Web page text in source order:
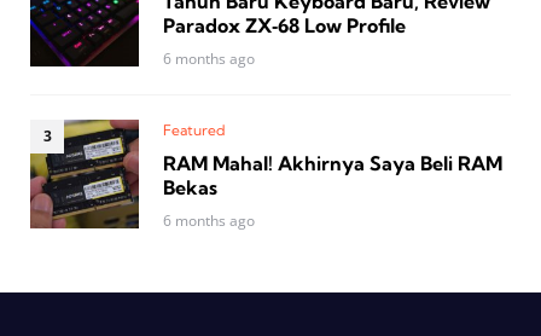
Paradox ZX‑68 Low Profile
6 months ago
Featured
RAM Mahal! Akhirnya Saya Beli RAM
Bekas
6 months ago